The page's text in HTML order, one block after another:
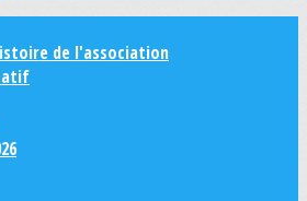
de l'association